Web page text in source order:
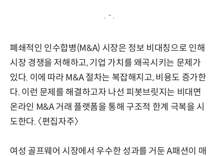
. - .
폐쇄적인 인수합병(M&A) 시장은 정보 비대칭으로 인해
시장 경쟁을 저해하고, 기업 가치를 왜곡시키는 문제가
있다. 이에 따라 M&A 절차는 복잡해지고, 비용도 증가한
다. 이런 문제를 해결하고자 나선 피봇브릿지는 비대면
온라인 M&A 거래 플랫폼을 통해 구조적 한계 극복을 시
도한다. 〈편집자주〉
여성 골프웨어 시장에서 우수한 성과를 거둔 A패션이 매